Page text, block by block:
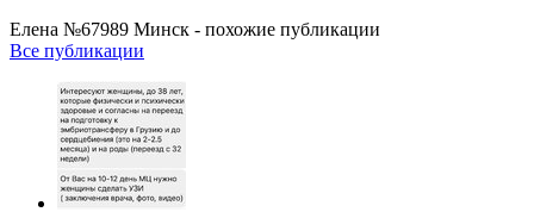
Елена №67989 Минск - похожие публикации
Все публикации